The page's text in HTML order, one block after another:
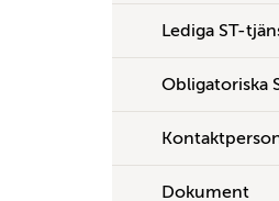
Lediga ST-
Obligatoriska
Dokument